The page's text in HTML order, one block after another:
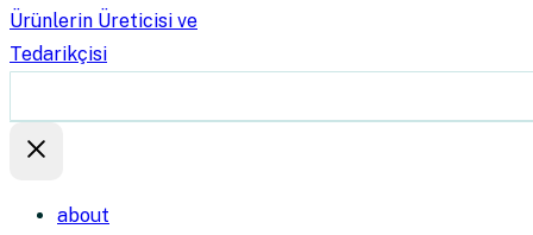
about